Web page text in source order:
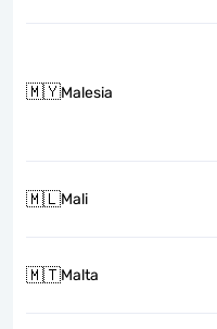
🇲🇾Malesia
🇲🇱Mali
🇲🇹Malta